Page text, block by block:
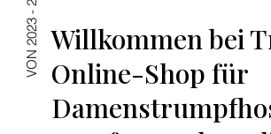
VON 2023 - 2025 Willkommen bei
Online-Shop für